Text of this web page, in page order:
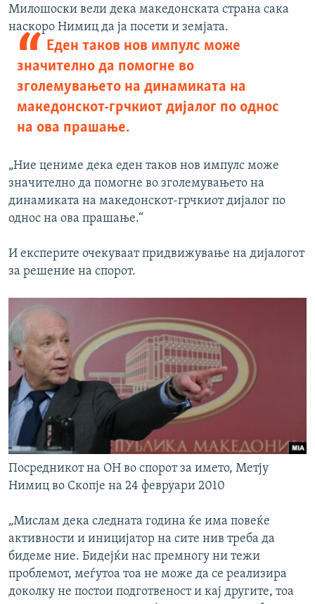
Милошоски вели дека македонската страна сака
наскоро Нимиц да ја посети и земјата.
Еден таков нов импулс може
значително да помогне во
зголемувањето на динамиката на
македонскот-грчкиот дијалог по однос
на ова прашање.
„Ние цениме дека еден таков нов импулс може
значително да помогне во зголемувањето на
динамиката на македонскот-грчкиот дијалог по
однос на ова прашање.“
И експерите очекуваат придвижување на дијалогот
за решение на спорот.
Посредникот на ОН во спорот за името, Метју
Нимиц во Скопје на 24 февруари 2010
„Мислам дека следната година ќе има повеќе
активности и иницијатор на сите нив треба да
бидеме ние. Бидејќи нас премногу ни тежи
проблемот, меѓутоа тоа не може да се реализира
доколку не постои подготвеност и кај другите, тоа